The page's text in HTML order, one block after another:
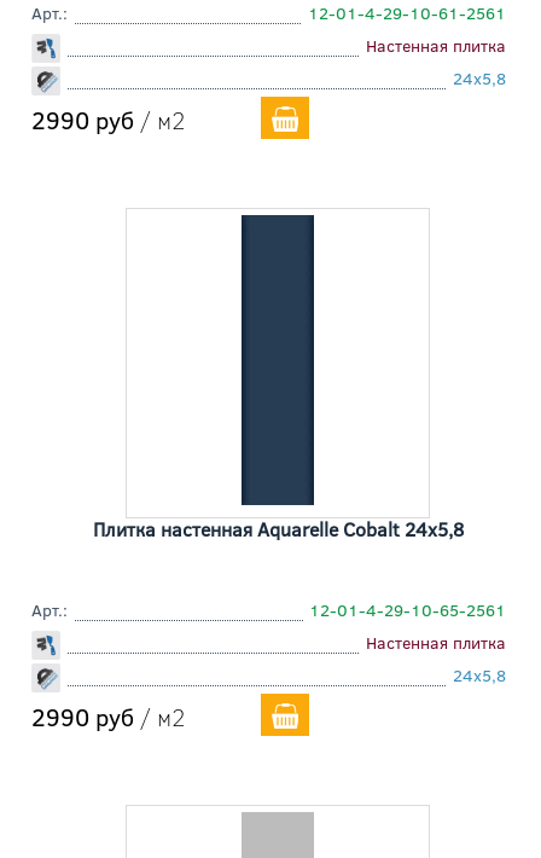
Арт.:
12-01-4-29-10-61-2561
Настенная плитка
24x5,8
2990 руб / м2
Плитка настенная Aquarelle Cobalt 24x5,8
Арт.:
12-01-4-29-10-65-2561
Настенная плитка
24x5,8
2990 руб / м2